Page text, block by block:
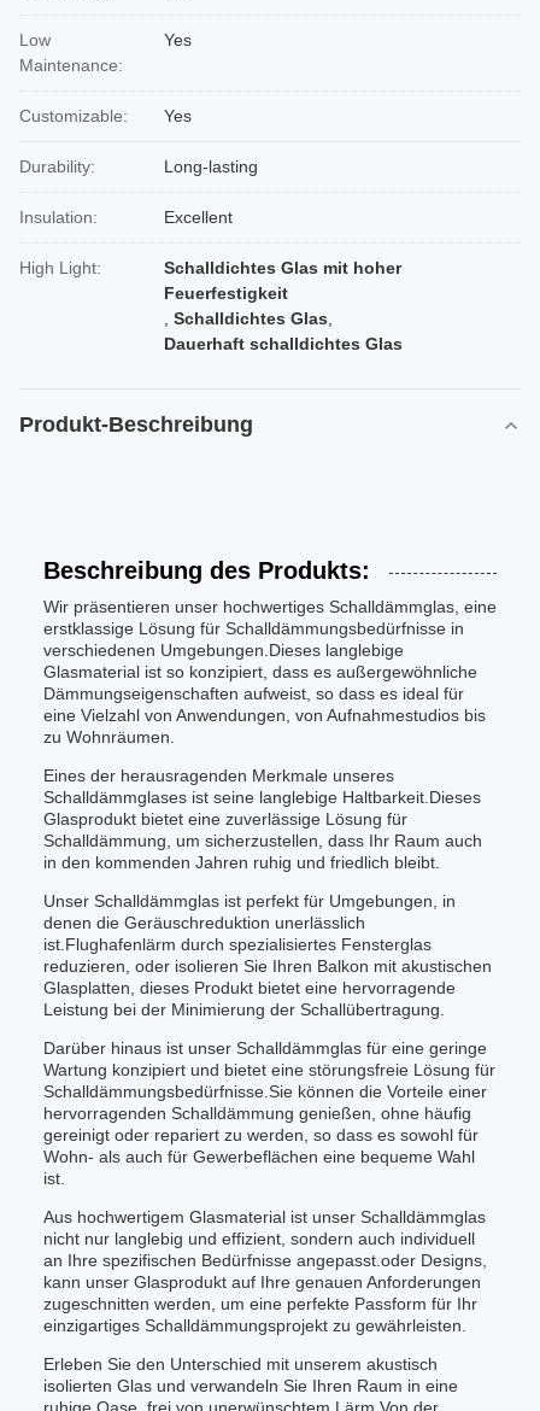
Low
Maintenance:
Yes
Customizable: Yes
Durability: Long-lasting
Insulation: Excellent
High Light:
Schalldichtes Glas mit hoher
Feuerfestigkeit
Schalldichtes Glas
Dauerhaft schalldichtes Glas
Produkt-Beschreibung
Beschreibung des Produkts:
Wir präsentieren unser hochwertiges Schalldämmglas, eine
erstklassige Lösung für Schalldämmungsbedürfnisse in
verschiedenen Umgebungen.Dieses langlebige
Glasmaterial ist so konzipiert, dass es außergewöhnliche
Dämmungseigenschaften aufweist, so dass es ideal für
eine Vielzahl von Anwendungen, von Aufnahmestudios bis
zu Wohnräumen.
Eines der herausragenden Merkmale unseres
Schalldämmglases ist seine langlebige Haltbarkeit.Dieses
Glasprodukt bietet eine zuverlässige Lösung für
Schalldämmung, um sicherzustellen, dass Ihr Raum auch
in den kommenden Jahren ruhig und friedlich bleibt.
Unser Schalldämmglas ist perfekt für Umgebungen, in
denen die Geräuschreduktion unerlässlich
ist.Flughafenlärm durch spezialisiertes Fensterglas
reduzieren, oder isolieren Sie Ihren Balkon mit akustischen
Glasplatten, dieses Produkt bietet eine hervorragende
Leistung bei der Minimierung der Schallübertragung.
Darüber hinaus ist unser Schalldämmglas für eine geringe
Wartung konzipiert und bietet eine störungsfreie Lösung für
Schalldämmungsbedürfnisse.Sie können die Vorteile einer
hervorragenden Schalldämmung genießen, ohne häufig
gereinigt oder repariert zu werden, so dass es sowohl für
Wohn- als auch für Gewerbeflächen eine bequeme Wahl
ist.
Aus hochwertigem Glasmaterial ist unser Schalldämmglas
nicht nur langlebig und effizient, sondern auch individuell
an Ihre spezifischen Bedürfnisse angepasst.oder Designs,
kann unser Glasprodukt auf Ihre genauen Anforderungen
zugeschnitten werden, um eine perfekte Passform für Ihr
einzigartiges Schalldämmungsprojekt zu gewährleisten.
Erleben Sie den Unterschied mit unserem akustisch
isolierten Glas und verwandeln Sie Ihren Raum in eine